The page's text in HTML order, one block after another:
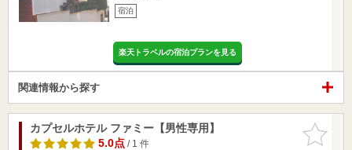
宿泊
楽天トラベルの宿泊プランを見る
関連情報から探す
お気に入
りに追加
カプセルホテル ファミー【男性専用】
5.0点/ 1 件